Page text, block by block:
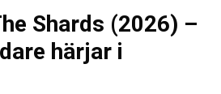
Shards (2026) –
härjar i